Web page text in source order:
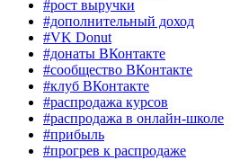
#рост выручки
#дополнительный доход
#VK Donut
#донаты ВКонтакте
#сообщество ВКонтакте
#клуб ВКонтакте
#распродажа курсов
#распродажа в онлайн-школе
#прибыль
#прогрев к распродаже